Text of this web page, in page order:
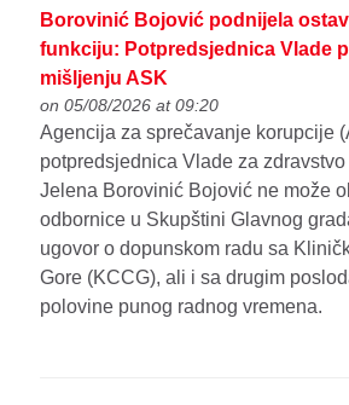
Borovinić Bojović podnijela
funkciju: Potpredsjednica Vlade
mišljenju ASK
on 05/08/2026 at 09:20
Agencija za sprečavanje korupcije
potpredsjednica Vlade za
Jelena Borovinić Bojović ne može
odbornice u Skupštini Glavnog
ugovor o dopunskom radu sa
Gore (KCCG), ali i sa drugim
polovine punog radnog vremena.